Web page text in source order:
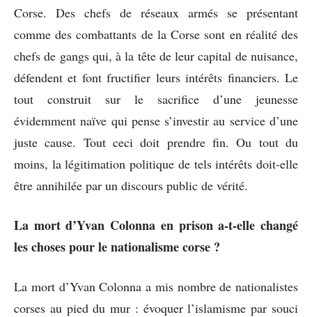
Corse. Des chefs de réseaux armés se présentant
comme des combattants de la Corse sont en réalité des
chefs de gangs qui, à la tête de leur capital de nuisance,
défendent et font fructifier leurs intérêts financiers. Le
tout construit sur le sacrifice d’une jeunesse
évidemment naïve qui pense s’investir au service d’une
juste cause. Tout ceci doit prendre fin. Ou tout du
moins, la légitimation politique de tels intérêts doit-elle
être annihilée par un discours public de vérité.
La mort d’Yvan Colonna en prison a-t-elle changé
les choses pour le nationalisme corse ?
La mort d’Yvan Colonna a mis nombre de nationalistes
corses au pied du mur : évoquer l’islamisme par souci